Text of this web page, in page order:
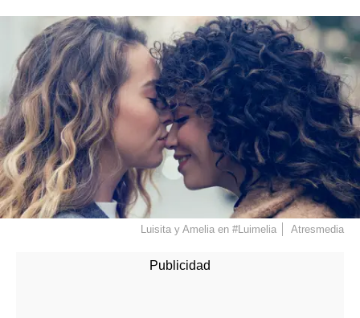
Luisita y Amelia en #Luimelia Atresmedia